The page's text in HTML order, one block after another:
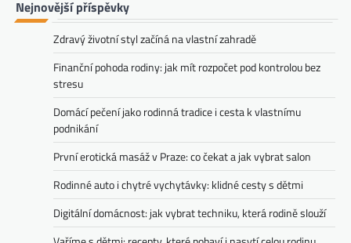
Nejnovější příspěvky
Zdravý životní styl začíná na vlastní zahradě
Finanční pohoda rodiny: jak mít rozpočet pod kontrolou bez
stresu
Domácí pečení jako rodinná tradice i cesta k vlastnímu
podnikání
První erotická masáž v Praze: co čekat a jak vybrat salon
Rodinné auto i chytré vychytávky: klidné cesty s dětmi
Digitální domácnost: jak vybrat techniku, která rodině slouží